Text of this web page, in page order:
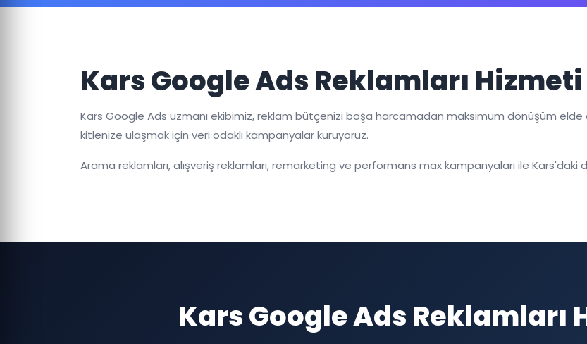
Kars Google Ads Reklamları Hizmeti
Kars Google Ads uzmanı ekibimiz, reklam bütçenizi boşa harcamadan maksimum dönüşüm
kitlenize ulaşmak için veri odaklı kampanyalar kuruyoruz.
Arama reklamları, alışveriş reklamları, remarketing ve performans max kampanyaları ile
Kars Google Ads